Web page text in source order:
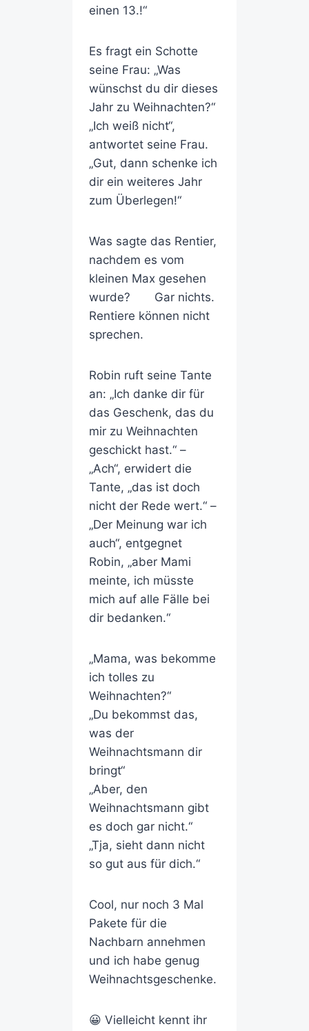
einen 13.!“
Es fragt ein Schotte
seine Frau: „Was
wünschst du dir dieses
Jahr zu Weihnachten?“
„Ich weiß nicht“,
antwortet seine Frau.
„Gut, dann schenke ich
dir ein weiteres Jahr
zum Überlegen!“
Was sagte das Rentier,
nachdem es vom
kleinen Max gesehen
wurde? Gar nichts.
Rentiere können nicht
sprechen.
Robin ruft seine Tante
an: „Ich danke dir für
das Geschenk, das du
mir zu Weihnachten
geschickt hast.“ –
„Ach“, erwidert die
Tante, „das ist doch
nicht der Rede wert.“ –
„Der Meinung war ich
auch“, entgegnet
Robin, „aber Mami
meinte, ich müsste
mich auf alle Fälle bei
dir bedanken.“
„Mama, was bekomme
ich tolles zu
Weihnachten?“
„Du bekommst das,
was der
Weihnachtsmann dir
bringt“
„Aber, den
Weihnachtsmann gibt
es doch gar nicht.“
„Tja, sieht dann nicht
so gut aus für dich.“
Cool, nur noch 3 Mal
Pakete für die
Nachbarn annehmen
und ich habe genug
Weihnachtsgeschenke.
😀 Vielleicht kennt ihr